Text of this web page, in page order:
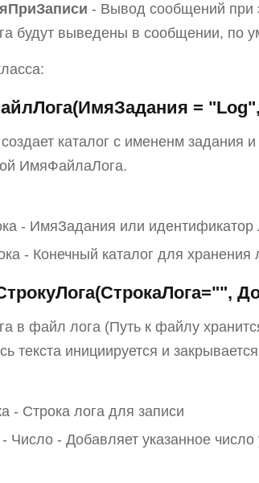
- Вывод сообщений при
будут выведены в сообщении,
=
каталог с имененм
ИмяФайлаЛога.
- ИмяЗадания или идентификатор
- Конечный каталог для хранения
в файл лога (Путь к файлу
текста инициируется и
- Строка лога для записи
Число - Добавляет указанное